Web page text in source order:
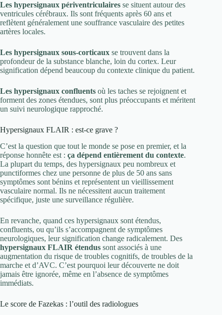
Les hypersignaux périventriculaires se situent autour des
ventricules cérébraux. Ils sont fréquents après 60 ans et
reflètent généralement une souffrance vasculaire des petites
artères locales.
Les hypersignaux sous-corticaux se trouvent dans la
profondeur de la substance blanche, loin du cortex. Leur
signification dépend beaucoup du contexte clinique du patient.
Les hypersignaux confluents où les taches se rejoignent et
forment des zones étendues, sont plus préoccupants et méritent
un suivi neurologique rapproché.
Hypersignaux FLAIR : est-ce grave ?
C’est la question que tout le monde se pose en premier, et la
réponse honnête est : ça dépend entièrement du contexte.
La plupart du temps, des hypersignaux peu nombreux et
punctiformes chez une personne de plus de 50 ans sans
symptômes sont bénins et représentent un vieillissement
vasculaire normal. Ils ne nécessitent aucun traitement
spécifique, juste une surveillance régulière.
En revanche, quand ces hypersignaux sont étendus,
confluents, ou qu’ils s’accompagnent de symptômes
neurologiques, leur signification change radicalement. Des
hypersignaux FLAIR étendus sont associés à une
augmentation du risque de troubles cognitifs, de troubles de la
marche et d’AVC. C’est pourquoi leur découverte ne doit
jamais être ignorée, même en l’absence de symptômes
immédiats.
Le score de Fazekas : l’outil des radiologues